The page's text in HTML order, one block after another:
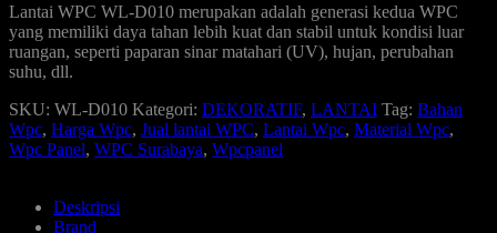
Lantai WPC WL-D010 merupakan adalah generasi kedua WPC
yang memiliki daya tahan lebih kuat dan stabil untuk kondisi luar
ruangan, seperti paparan sinar matahari (UV), hujan, perubahan
suhu, dll.
SKU: WL-D010 Kategori: DEKORATIF, LANTAI Tag: Bahan
Wpc, Harga Wpc, Jual lantai WPC, Lantai Wpc, Material Wpc,
Wpc Panel, WPC Surabaya, Wpcpanel
Deskripsi
Brand